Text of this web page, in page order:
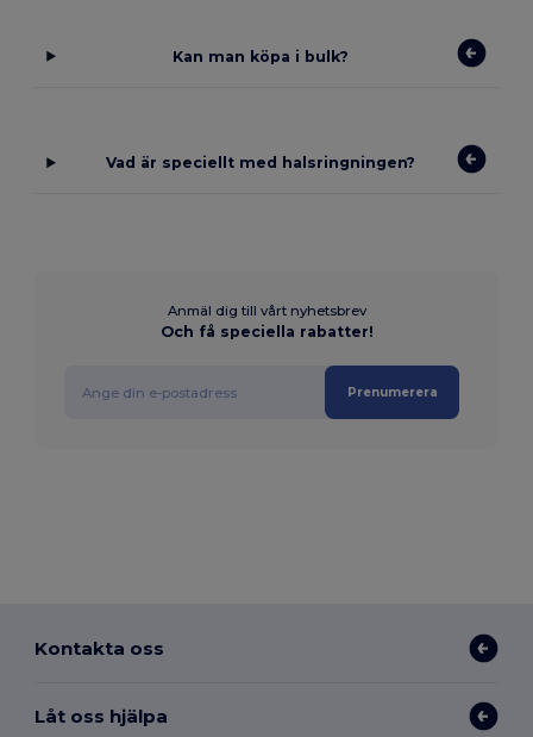
Kan man köpa i bulk?
Vad är speciellt med halsringningen?
Anmäl dig till vårt nyhetsbrev
Och få speciella rabatter!
Prenumerera
Kontakta oss
Låt oss hjälpa